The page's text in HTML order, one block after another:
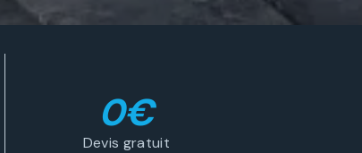
0€
Devis gratuit